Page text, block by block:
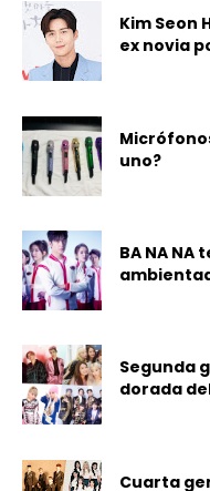
Kim Seon
ex novia
uno?
BA NA NA
Segunda
dorada
Cuarta